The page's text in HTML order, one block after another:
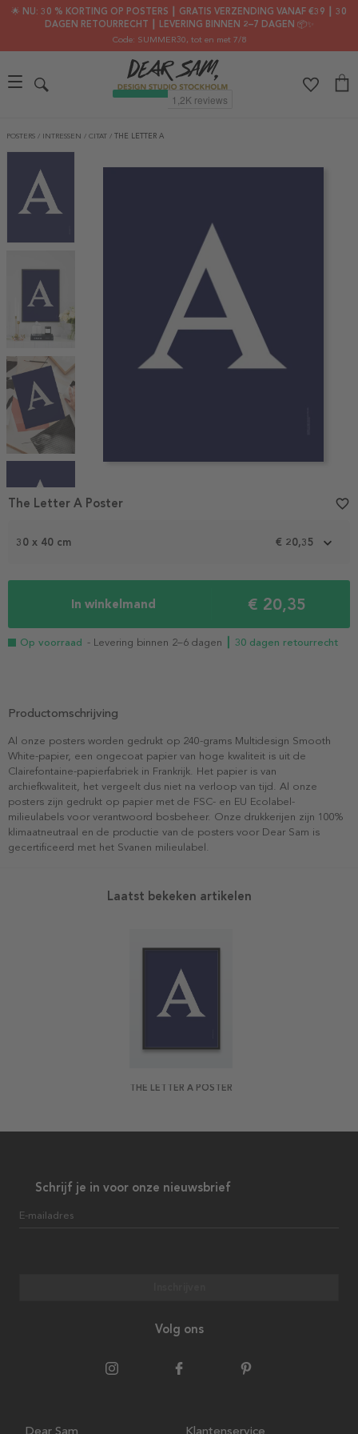
🌟 NU: 30 % KORTING OP POSTERS ┃ GRATIS VERZENDING VANAF €39 ┃ 30
DAGEN RETOURRECHT ┃ LEVERING BINNEN 2–7 DAGEN 📦✨
Code: SUMMER30, tot en met 7/8
POSTERS / INTRESSEN / CITAT / THE LETTER A
Item
1
30 x 40 cm € 20,35
In winkelmand € 20,35
Op voorraad - Levering binnen 2–6 dagen ┃ 30 dagen retourrecht
The Letter A Poster favorite_border
Productomschrijving
Al onze posters worden gedrukt op 240-grams Multidesign Smooth
White-papier, een ongecoat papier van hoge kwaliteit is uit de
Clairefontaine-papierfabriek in Frankrijk. Het papier is van
archiefkwaliteit, het vergeelt dus niet na verloop van tijd. Al onze
posters zijn gedrukt op papier met de FSC- en EU Ecolabel-
milieulabels voor verantwoord bosbeheer. Onze drukkerijen zijn 100%
klimaatneutraal en de productie van de posters voor Dear Sam is
gecertificeerd met het Svanen milieulabel.
Laatst bekeken artikelen
THE LETTER A POSTER
Schrijf je in voor onze nieuwsbrief
E-mailadres
Volg ons
Dear Sam Klantenservice